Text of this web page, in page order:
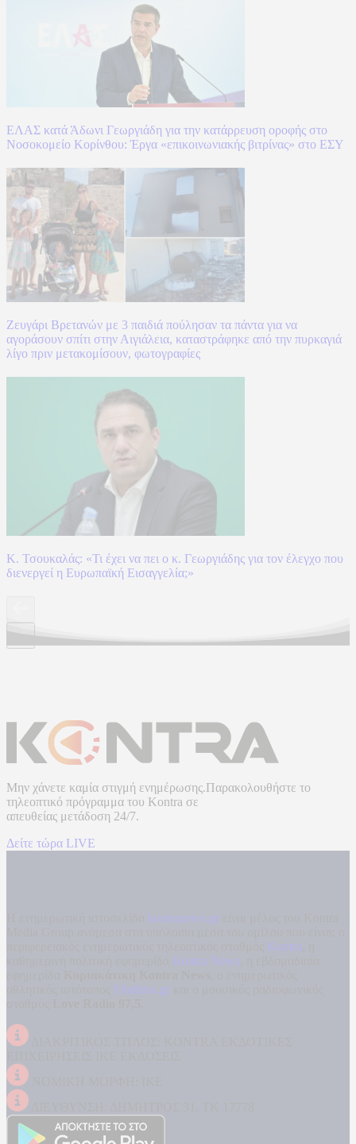
ΕΛΑΣ κατά Άδωνι Γεωργιάδη για την κατάρρευση οροφής στο
Νοσοκομείο Κορίνθου: Έργα «επικοινωνιακής βιτρίνας» στο ΕΣΥ
Ζευγάρι Βρετανών με 3 παιδιά πούλησαν τα πάντα για να
αγοράσουν σπίτι στην Αιγιάλεια, καταστράφηκε από την πυρκαγιά
λίγο πριν μετακομίσουν, φωτογραφίες
Κ. Τσουκαλάς: «Τι έχει να πει ο κ. Γεωργιάδης για τον έλεγχο που
διενεργεί η Ευρωπαϊκή Εισαγγελία;»
Μην χάνετε καμία στιγμή ενημέρωσης.Παρακολουθήστε το
τηλεοπτικό πρόγραμμα του Kontra σε
απευθείας μετάδοση 24/7.
Δείτε τώρα LIVE
kontranews.gr
Kontra
Kontra News
Filathlos.gr